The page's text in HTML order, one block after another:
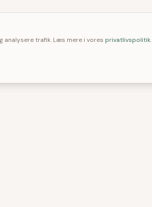
analysere trafik. Læs mere i vores privatlivspolitik.